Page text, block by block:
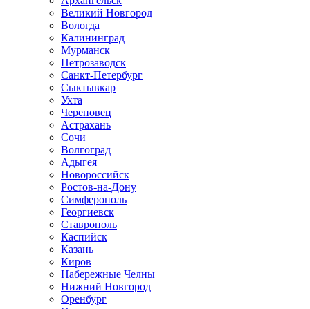
Великий Новгород
Вологда
Калининград
Мурманск
Петрозаводск
Санкт-Петербург
Сыктывкар
Ухта
Череповец
Астрахань
Сочи
Волгоград
Адыгея
Новороссийск
Ростов-на-Дону
Симферополь
Георгиевск
Ставрополь
Каспийск
Казань
Киров
Набережные Челны
Нижний Новгород
Оренбург